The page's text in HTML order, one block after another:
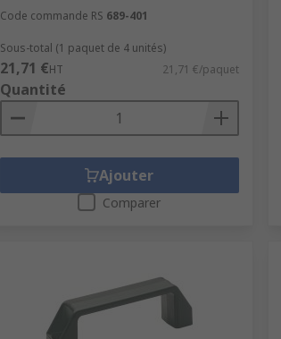
Code commande RS 689-401
Sous-total (1 paquet de 4 unités)
21,71 €HT 21,71 €/paquet
Quantité
Ajouter
Comparer